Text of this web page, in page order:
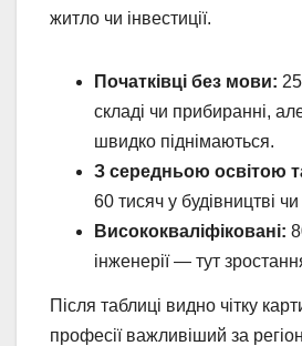
житло чи інвестиції.
Початківці без мови:
складі чи прибиранні,
швидко піднімаються.
З середньою освітою
60 тисяч у будівництві чи
Висококваліфіковані:
інженерії — тут
Після таблиці видно чітку
професії важливіший за